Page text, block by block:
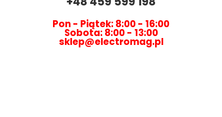
Pon - Piątek: 8:00 - 16:00
Sobota: 8:00 - 13:00
sklep@electromag.pl